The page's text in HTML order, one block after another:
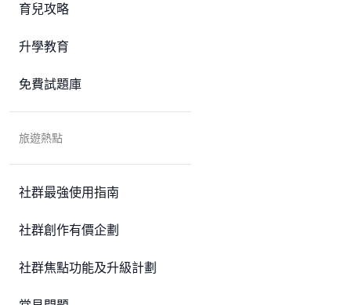
育兒攻略
升學教育
免費試題庫
旅遊熱點
社群最強使用指南
社群創作有價企劃
社群焦點功能及升級計劃